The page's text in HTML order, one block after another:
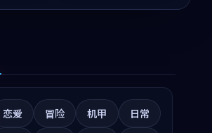
恋爱 冒险 机甲
日常